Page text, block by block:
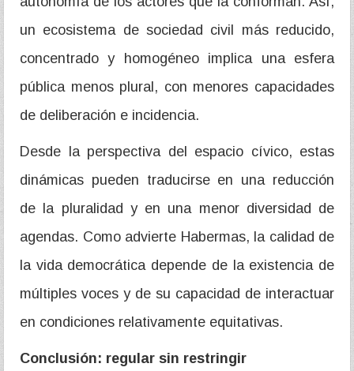
un ecosistema de sociedad civil más reducido,
concentrado y homogéneo implica una esfera
pública menos plural, con menores capacidades
de deliberación e incidencia.
Desde la perspectiva del espacio cívico, estas
dinámicas pueden traducirse en una reducción
de la pluralidad y en una menor diversidad de
agendas. Como advierte Habermas, la calidad de
la vida democrática depende de la existencia de
múltiples voces y de su capacidad de interactuar
en condiciones relativamente equitativas.
Conclusión: regular sin restringir